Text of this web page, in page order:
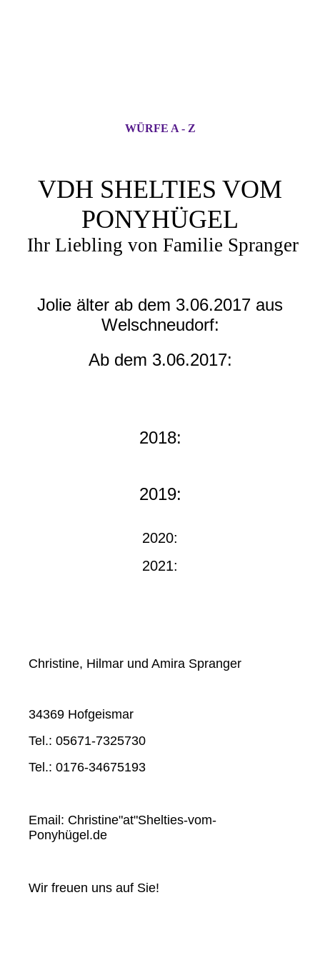
WÜRFE A - Z
VDH SHELTIES VOM
PONYHÜGEL
Ihr Liebling von Familie Spranger
Jolie älter ab dem 3.06.2017 aus
Welschneudorf:
Ab dem 3.06.2017:
2018:
2019:
2020:
2021:
Christine, Hilmar und Amira Spranger
34369 Hofgeismar
Tel.: 05671-7325730
Tel.: 0176-34675193
Email: Christine"at"Shelties-vom-
Ponyhügel.de
Wir freuen uns auf Sie!